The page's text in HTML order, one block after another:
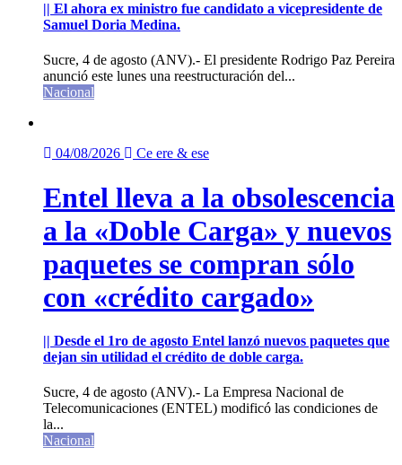
|| El ahora ex ministro fue candidato a vicepresidente de
Samuel Doria Medina.
Sucre, 4 de agosto (ANV).- El presidente Rodrigo Paz Pereira
anunció este lunes una reestructuración del...
Nacional
04/08/2026 Ce ere & ese
Entel lleva a la obsolescencia
a la «Doble Carga» y nuevos
paquetes se compran sólo
con «crédito cargado»
|| Desde el 1ro de agosto Entel lanzó nuevos paquetes que
dejan sin utilidad el crédito de doble carga.
Sucre, 4 de agosto (ANV).- La Empresa Nacional de
Telecomunicaciones (ENTEL) modificó las condiciones de
la...
Nacional